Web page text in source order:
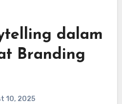
dalam
Branding
10, 2025